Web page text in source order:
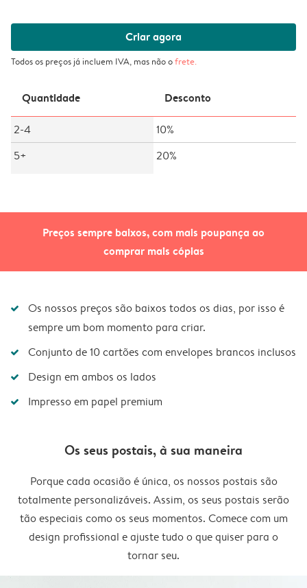
Preços sempre baixos, com mais poupança ao
comprar mais cópias
Criar agora
Todos os preços já incluem IVA, mas não ofrete.
Quantidade Desconto
2-4
10%
5+
20%
Os nossos preços são baixos todos os dias, por isso é
sempre um bom momento para criar.
Conjunto de 10 cartões com envelopes brancos inclusos
Design em ambos os lados
Impresso em papel premium
Os seus postais, à sua maneira
Porque cada ocasião é única, os nossos postais são
totalmente personalizáveis. Assim, os seus postais serão
tão especiais como os seus momentos. Comece com um
design profissional e ajuste tudo o que quiser para o
tornar seu.